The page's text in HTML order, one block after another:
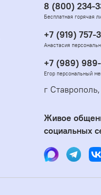
8 (800) 234-
Бесплатная горячая
+7 (919) 757-
Анастасия
+7 (989)
Егор персональный
г
Живое
социальных